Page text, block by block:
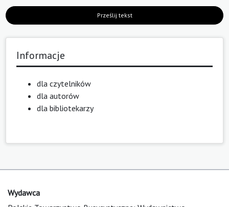
Prześlij tekst
Informacje
dla czytelników
dla autorów
dla bibliotekarzy
Wydawca